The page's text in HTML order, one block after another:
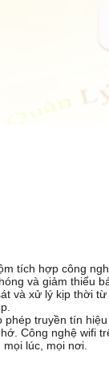
tích hợp công
và giảm thiểu
và xử lý kịp thời
truyền tín
Công nghệ wifi
lúc, mọi nơi.